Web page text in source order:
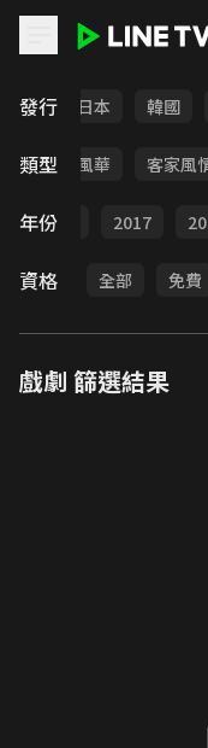
發行
台灣 日本 韓國
類型台語風華 客家風
年份
2018 2017
資格 全部 免費
戲劇 篩選結果